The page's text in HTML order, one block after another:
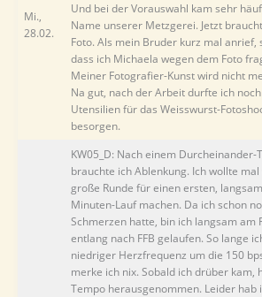
Mi.,
28.02.
Und bei der Vorauswahl kam sehr
Name unserer Metzgerei. Jetzt
Foto. Als mein Bruder kurz mal anrief,
dass ich Michaela wegen dem Foto
Meiner Fotografier-Kunst wird nicht
Na gut, nach der Arbeit durfte ich
Utensilien für das Weisswurst-
besorgen.
KW05_D: Nach einem Durcheinander-
brauchte ich Ablenkung. Ich wollte
große Runde für einen ersten,
Minuten-Lauf machen. Da ich schon
Schmerzen hatte, bin ich langsam am
entlang nach FFB gelaufen. So lange
niedriger Herzfrequenz um die 150
merke ich nix. Sobald ich drüber kam,
Tempo herausgenommen. Leider hab